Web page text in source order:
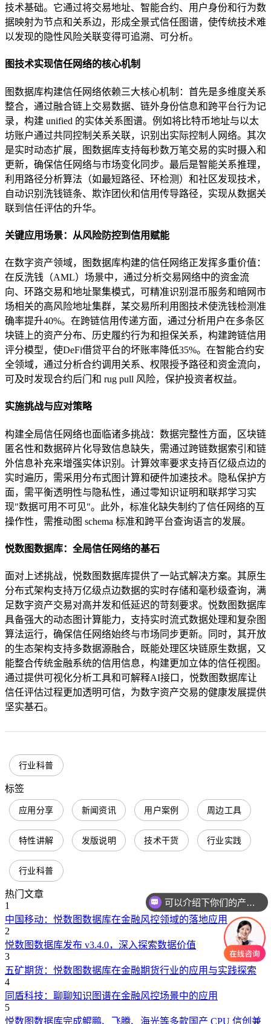
技术基础。它通过将交易地址、智能合约、用户身份和行为数
据映射为节点和关系边，形成全景式信任图谱，使传统技术难
以发现的隐性风险关联变得可追溯、可分析。
图技术实现信任网络的核心机制
图数据库构建信任网络依赖三大核心机制：首先是多维度关系
整合，通过融合链上交易数据、链外身份信息和跨平台行为记
录，构建 unified 的实体关系图谱。例如将比特币地址与以太
坊账户通过共同控制关系关联，识别出实际控制人网络。其次
是实时动态扩展，图数据库支持每秒数万笔交易的实时摄入和
更新，确保信任网络与市场变化同步。最后是智能关系推理，
利用路径分析算法（如最短路径、环检测）和社区发现技术，
自动识别洗钱链条、欺诈团伙和信用传导路径，实现从数据关
联到信任评估的升华。
关键应用场景：从风险防控到信用赋能
在数字资产领域，图数据库构建的信任网络正发挥多重价值：
在反洗钱（AML）场景中，通过分析交易网络中的资金流
向、环路交易和地址聚集模式，可精准识别混币服务和暗网市
场相关的高风险地址集群，某交易所利用图技术使洗钱检测准
确率提升40%。在跨链信用传递方面，通过分析用户在多条区
块链上的资产分布、历史履约行为和担保关系，构建跨链信用
评分模型，使DeFi借贷平台的坏账率降低35%。在智能合约安
全领域，通过分析合约调用关系、权限授予路径和资金流向，
可及时发现合约后门和 rug pull 风险，保护投资者权益。
实施挑战与应对策略
构建全局信任网络也面临诸多挑战：数据完整性方面，区块链
匿名性和数据碎片化导致信息缺失，需通过跨链数据索引和链
外信息补充来增强实体识别。计算效率要求支持百亿级点边的
实时遍历，需采用分布式图计算和硬件加速技术。隐私保护方
面，需平衡透明性与隐私性，通过零知识证明和联邦学习实
现"数据可用不可见"。此外，标准化缺失制约了信任网络的互
操作性，需推动图 schema 标准和跨平台查询语言的发展。
悦数图数据库：全局信任网络的基石
面对上述挑战，悦数图数据库提供了一站式解决方案。其原生
分布式架构支持万亿级点边数据的实时存储和毫秒级查询，满
足数字资产交易对高并发和低延迟的苛刻要求。悦数图数据库
具备强大的动态图计算能力，支持实时流式数据处理和复杂图
算法运行，确保信任网络始终与市场同步更新。同时，其开放
的生态架构支持多数据源融合，既能处理区块链原生数据，又
能整合传统金融系统的信用信息，构建更加立体的信任视图。
通过提供可视化分析工具和可解释AI接口，悦数图数据库让
信任评估过程更加透明可信，为数字资产交易的健康发展提供
坚实基石。
行业科普
标签
应用分享 新闻资讯 用户案例 周边工具
特性讲解 发版说明 技术干货 行业实践
行业科普
热门文章
1
中国移动：悦数图数据库在金融风控领域的落地应用
2
悦数图数据库发布 v3.4.0，深入探索数据价值
3
五矿期货：悦数图数据库在金融期货行业的应用与实践探索
4
同盾科技：聊聊知识图谱在金融风控场景中的应用
5
悦数图数据库完成鲲鹏、飞腾、海光等多款国产 CPU 信创兼